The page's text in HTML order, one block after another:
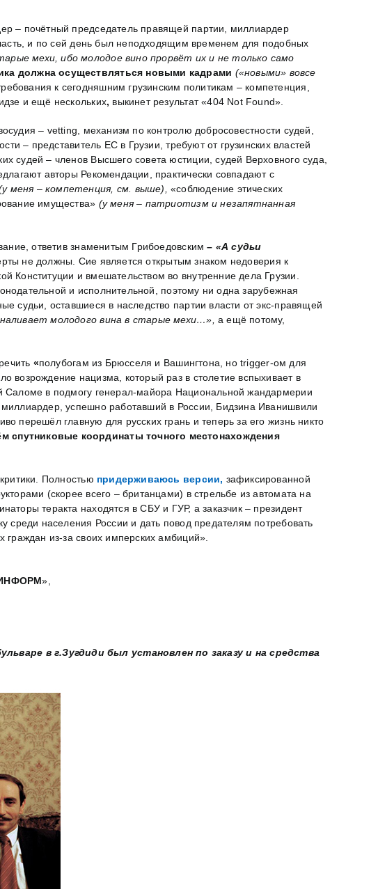
– почётный председатель правящей партии, миллиардер
и по сей день был неподходящим временем для подобных
мехи,ибо молодое вино прорвёт их и не только само
должна осуществляться новыми кадрами («новыми» вовсе
к сегодняшним грузинским политикам – компетенция,
и ещё нескольких, выкинет результат «404 Not Found».
– vetting, механизм по контролю добросовестности судей,
– представитель ЕС в Грузии, требуют от грузинских властей
судей – членов Высшего совета юстиции, судей Верховного суда,
авторы Рекомендации, практически совпадают с
меня – компетенция, см. выше),«соблюдение этических
имущества» (у меня – патриотизм и незапятнанная
ответив знаменитым Грибоедовским – «А судьи
не должны. Сие является открытым знаком недоверия к
Конституции и вмешательством во внутренние дела Грузии.
и исполнительной, поэтому ни одна зарубежная
судьи, оставшиеся в наследство партии власти от экс-правящей
молодого вина в старые мехи…», а ещё потому,
«полубогам из Брюсселя и Вашингтона, но trigger-ом для
возрождение нацизма, который раз в столетие вспыхивает в
Саломе в подмогу генерал-майора Национальной жандармерии
успешно работавший в России, Бидзина Иванишвили
перешёл главную для русских грань и теперь за его жизнь никто
спутниковые координаты точного местонахождения
Полностью придерживаюсь версии, зафиксированной
(скорее всего – британцами) в стрельбе из автомата на
теракта находятся в СБУ и ГУР, а заказчик – президент
среди населения России и дать повод предателям потребовать
граждан из-за своих имперских амбиций».
»,
в г.Зугдиди был установлен по заказу и на средства